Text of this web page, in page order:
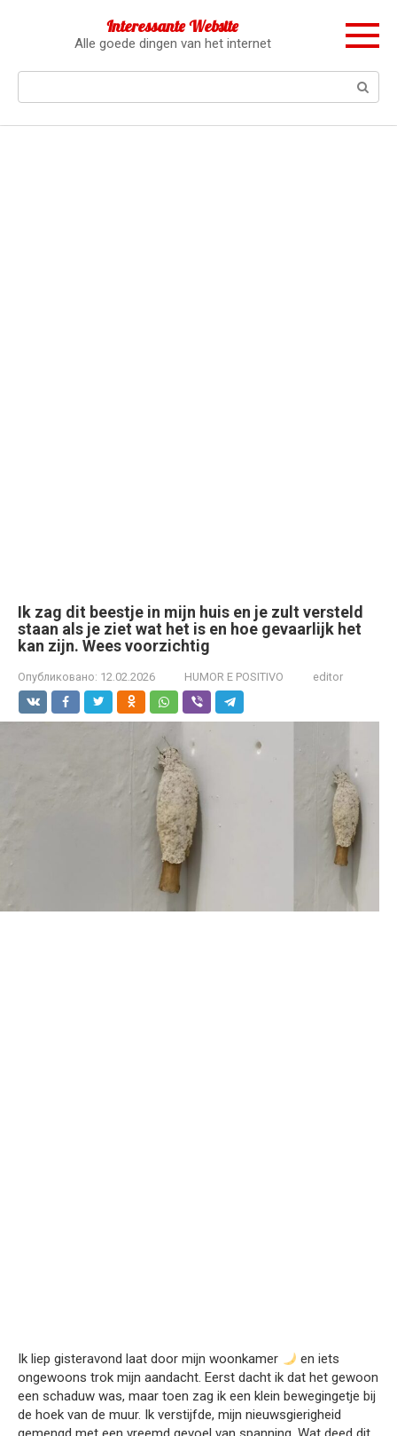
Interessante Website
Alle goede dingen van het internet
Ik zag dit beestje in mijn huis en je zult versteld
staan als je ziet wat het is en hoe gevaarlijk het
kan zijn. Wees voorzichtig
Опубликовано: 12.02.2026 HUMOR E POSITIVO editor
Ik liep gisteravond laat door mijn woonkamer
en iets
ongewoons trok mijn aandacht. Eerst dacht ik dat het gewoon
een schaduw was, maar toen zag ik een klein bewegingetje bij
de hoek van de muur. Ik verstijfde, mijn nieuwsgierigheid